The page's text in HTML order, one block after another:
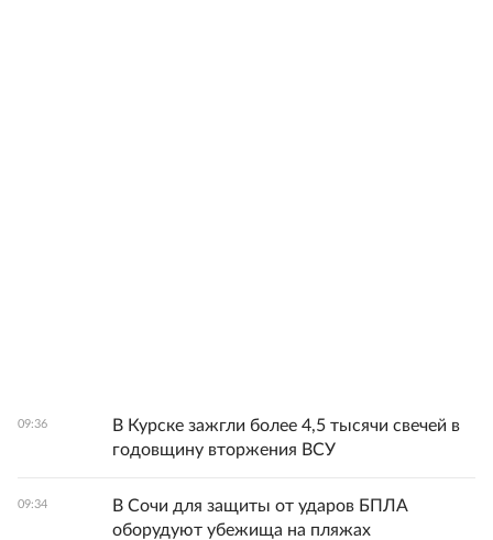
09:36
В Курске зажгли более 4,5 тысячи свечей в
годовщину вторжения ВСУ
09:34
В Сочи для защиты от ударов БПЛА
оборудуют убежища на пляжах